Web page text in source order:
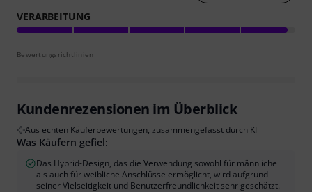
VERARBEITUNG
Bewertungsrichtlinien
Kundenrezensionen im Überblick
Aus echten Käuferbewertungen, zusammengefasst durch KI
Was Käufern gefiel:
Das Hybrid-Design, das die Verwendung sowohl für männliche
als auch für weibliche Anschlüsse ermöglicht, wird aufgrund
seiner Vielseitigkeit und Benutzerfreundlichkeit sehr geschätzt.